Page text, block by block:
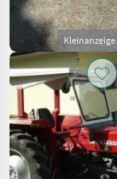
Kleinanzeige